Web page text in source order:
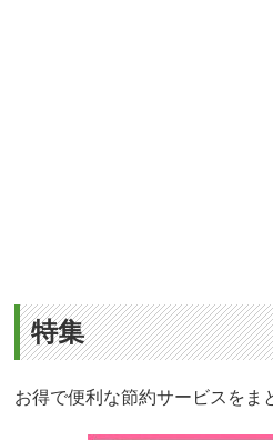
特集
お得で便利な節約サービスをま